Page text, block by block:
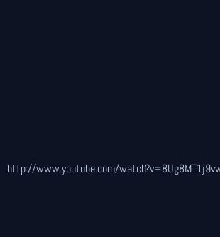
http://www.youtube.com/